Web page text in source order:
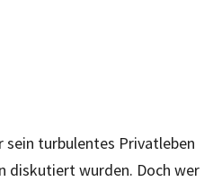
sein turbulentes Privatleben
diskutiert wurden. Doch wer